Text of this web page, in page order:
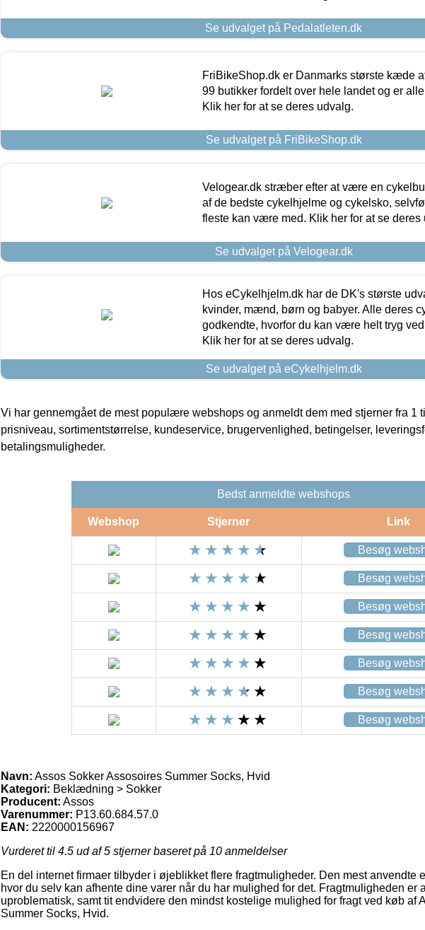
Se udvalget på Pedalatleten.dk
FriBikeShop.dk er Danmarks største kæde
99 butikker fordelt over hele landet og er
Klik her for at se deres udvalg.
Se udvalget på FriBikeShop.dk
Velogear.dk stræber efter at være en
af de bedste cykelhjelme og cykelsko,
fleste kan være med. Klik her for at se deres
Se udvalget på Velogear.dk
Hos eCykelhjelm.dk har de DK's største
kvinder, mænd, børn og babyer. Alle deres
godkendte, hvorfor du kan være helt tryg
Klik her for at se deres udvalg.
Se udvalget på eCykelhjelm.dk
Vi har gennemgået de mest populære webshops og anmeldt dem med stjerner fra 1
prisniveau, sortimentstørrelse, kundeservice, brugervenlighed, betingelser,
betalingsmuligheder.
Bedst anmeldte webshops
Webshop Stjerner Link
Besøg
Besøg
Besøg
Besøg
Besøg
Besøg
Besøg
Navn: Assos Sokker Assosoires Summer Socks, Hvid
Kategori: Beklædning > Sokker
Producent: Assos
Varenummer: P13.60.684.57.0
EAN: 2220000156967
Vurderet til 4.5 ud af 5 stjerner baseret på 10 anmeldelser
En del internet firmaer tilbyder i øjeblikket flere fragtmuligheder. Den mest anvendte
hvor du selv kan afhente dine varer når du har mulighed for det. Fragtmuligheden er
uproblematisk, samt tit endvidere den mindst kostelige mulighed for fragt ved køb af
Summer Socks, Hvid.